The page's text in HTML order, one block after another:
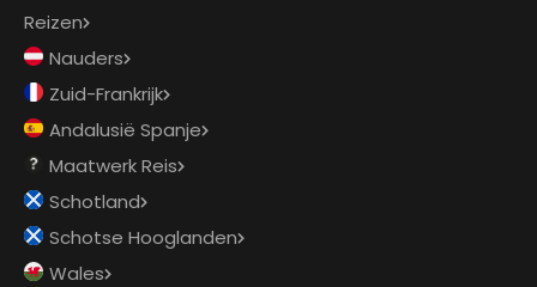
Reizen
Nauders
Zuid-Frankrijk
Andalusië Spanje
Maatwerk Reis
Schotland
Schotse Hooglanden
Wales